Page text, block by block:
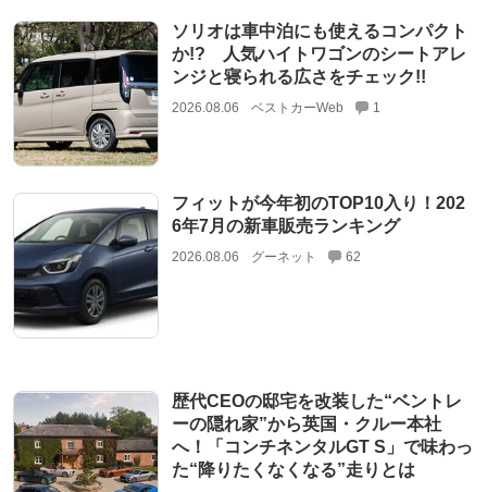
ソリオは車中泊にも使えるコンパクト
か!? 人気ハイトワゴンのシートアレ
ンジと寝られる広さをチェック!!
2026.08.06 ベストカーWeb 1
フィットが今年初のTOP10入り！202
6年7月の新車販売ランキング
2026.08.06 グーネット 62
歴代CEOの邸宅を改装した“ベントレ
ーの隠れ家”から英国・クルー本社
へ！「コンチネンタルGT S」で味わっ
た“降りたくなくなる”走りとは